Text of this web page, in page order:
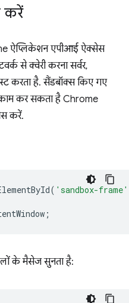
करें
ऐप्लिकेशन एपीआई ऐक्सेस
से क्वेरी करना सर्वर,
करता है. सैंडबॉक्स किए गए
कर सकता है Chrome
करें.
( 'sandbox-frame'
;
के मैसेज सुनता है: